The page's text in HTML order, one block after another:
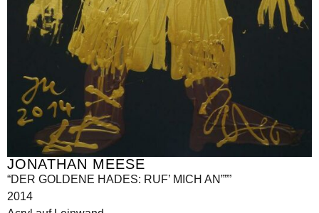
JONATHAN MEESE
“DER GOLDENE HADES: RUF’ MICH AN”””
2014